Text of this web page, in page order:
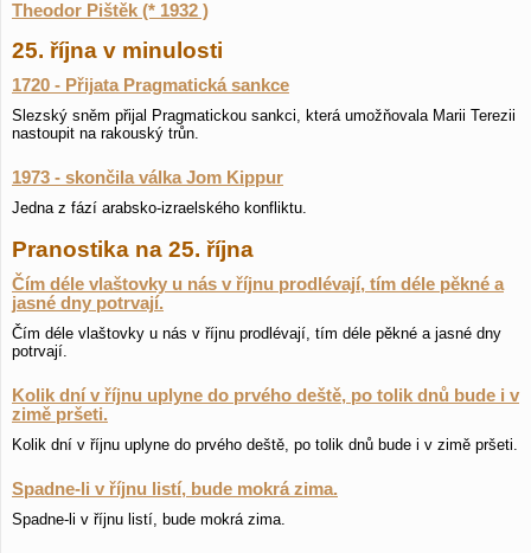
Theodor Pištěk (* 1932 )
25. října v minulosti
1720 - Přijata Pragmatická sankce
Slezský sněm přijal Pragmatickou sankci, která umožňovala Marii Terezii
nastoupit na rakouský trůn.
1973 - skončila válka Jom Kippur
Jedna z fází arabsko-izraelského konfliktu.
Pranostika na 25. října
Čím déle vlaštovky u nás v říjnu prodlévají, tím déle pěkné a
jasné dny potrvají.
Čím déle vlaštovky u nás v říjnu prodlévají, tím déle pěkné a jasné dny
potrvají.
Kolik dní v říjnu uplyne do prvého deště, po tolik dnů bude i v
zimě pršeti.
Kolik dní v říjnu uplyne do prvého deště, po tolik dnů bude i v zimě pršeti.
Spadne-li v říjnu listí, bude mokrá zima.
Spadne-li v říjnu listí, bude mokrá zima.